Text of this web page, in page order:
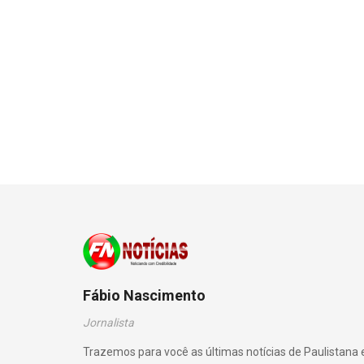
Fábio Nascimento
Jornalista
Trazemos para você as últimas notícias de Paulistana